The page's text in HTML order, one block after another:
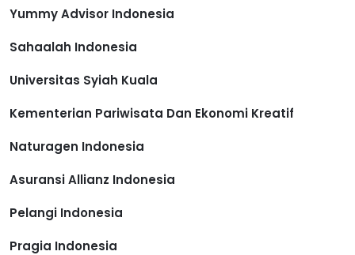
Yummy Advisor Indonesia
Sahaalah Indonesia
Universitas Syiah Kuala
Kementerian Pariwisata Dan Ekonomi Kreatif
Naturagen Indonesia
Asuransi Allianz Indonesia
Pelangi Indonesia
Pragia Indonesia